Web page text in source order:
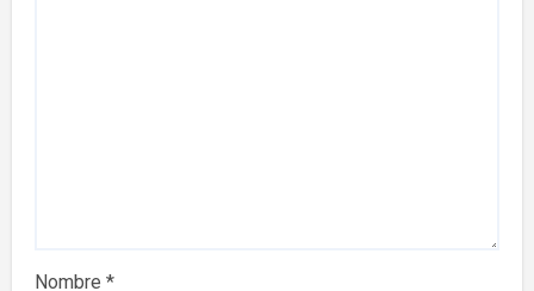
Nombre *